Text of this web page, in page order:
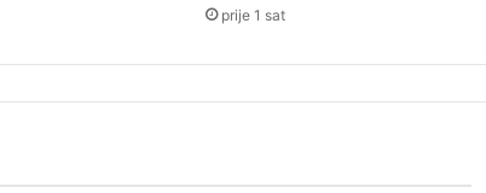
N
prije 1 sat